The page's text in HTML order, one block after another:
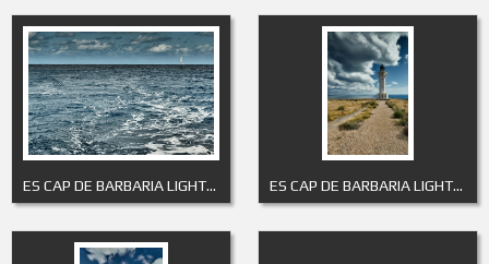
ES CAP DE BARBARIA LIGHTHOUSE 11 ES CAP DE BARBARIA LIGHTHOUSE 2